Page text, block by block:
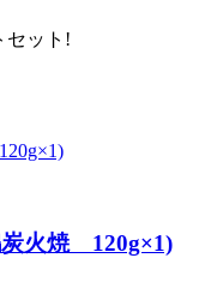
セット!
火焼 120g×1)